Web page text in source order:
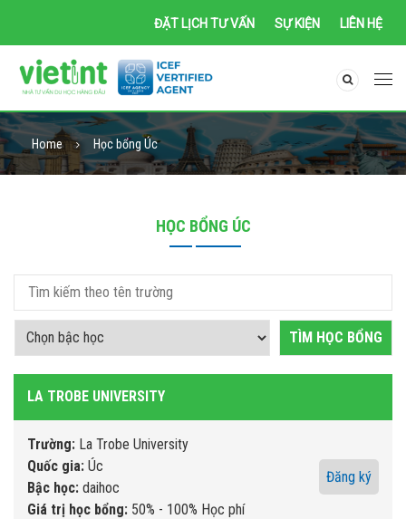
ĐẶT LỊCH TƯ VẤN SỰ KIỆN LIÊN HỆ
Home Học bổng Úc
HỌC BỔNG ÚC
LA TROBE UNIVERSITY
Trường: La Trobe University
Quốc gia: Úc
Bậc học: daihoc
Giá trị học bổng: 50% - 100% Học phí
Đăng ký